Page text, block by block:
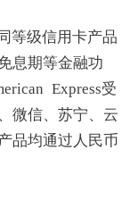
等级信用卡产品
息期等金融功
Express受
微信、苏宁、云
品均通过人民币